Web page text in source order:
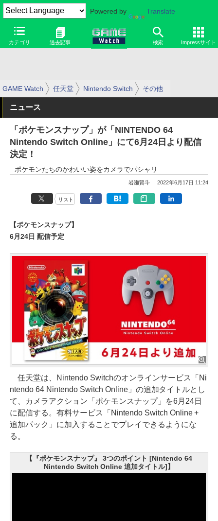
Powered by Translate
カテゴリ 過去記事 検索 Impressサイト
GAME Watch 任天堂 Nintendo Switch その他
ニュース
「ポケモンスナップ」が「NINTENDO 64
Nintendo Switch Online」にて6月24日より配信
決定！
ポケモンたちのかわいい姿をカメラでパシャリ
岩瀬賢斗 2022年6月17日 11:24
リスト
【ポケモンスナップ】
6月24日 配信予定
任天堂は、Nintendo Switchのオンラインサービス「Ni
ntendo 64 Nintendo Switch Online」の追加タイトルとし
て、カメラアクション「ポケモンスナップ」を6月24日
に配信する。有料サービス「Nintendo Switch Online +
追加パック」に加入することでプレイできるようにな
る。
【『ポケモンスナップ』 3つのポイント [Nintendo 64
Nintendo Switch Online 追加タイトル]】